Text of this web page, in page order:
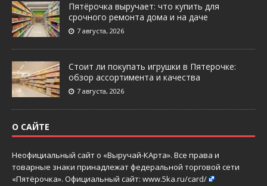
Пятёрочка выручает: что купить для
срочного ремонта дома и на даче
7 августа, 2026
Стоит ли покупать игрушки в Пятерочке:
обзор ассортимента и качества
7 августа, 2026
О САЙТЕ
Неофициальный сайт о «Выручай-КАрта». Все права и
товарные знаки принадлежат федеральной торговой сети
«Пятёрочка». Официальный сайт: www.5ka.ru/card/